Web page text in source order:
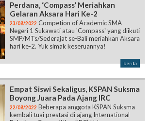
Perdana, ‘Compass’ Meriahkan
Gelaran Aksara Hari Ke-2
23/08/2022 Competion of Academic SMA
Negeri 1 Sukawati atau 'Compass' yang diikuti
SMP/MTs/Sederajat se-Bali meriahkan Aksara
hari ke-2. Yuk simak keseruannya!
berita
Empat Siswi Sekaligus, KSPAN Suksma
Boyong Juara Pada Ajang IRC
22/08/2022 Beberapa anggota KSPAN Suksma
kembali tuai prestasi di ajang International